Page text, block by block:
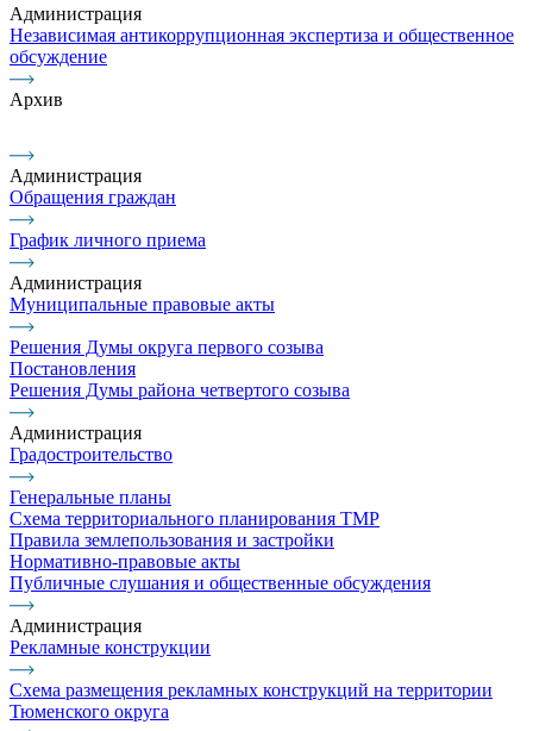
Администрация
Независимая антикоррупционная экспертиза и общественное
обсуждение
Архив
Администрация
Обращения граждан
График личного приема
Администрация
Муниципальные правовые акты
Решения Думы округа первого созыва
Постановления
Решения Думы района четвертого созыва
Администрация
Градостроительство
Генеральные планы
Схема территориального планирования ТМР
Правила землепользования и застройки
Нормативно-правовые акты
Публичные слушания и общественные обсуждения
Администрация
Рекламные конструкции
Схема размещения рекламных конструкций на территории
Тюменского округа